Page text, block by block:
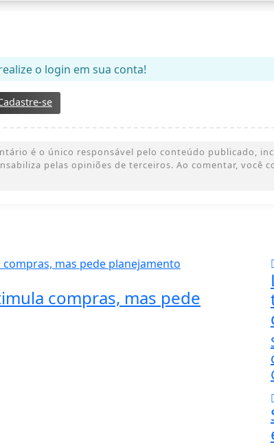
o login em sua conta!
se
é o único responsável pelo conteúdo publicado,
pelas opiniões de terceiros. Ao comentar, você
compras, mas pede